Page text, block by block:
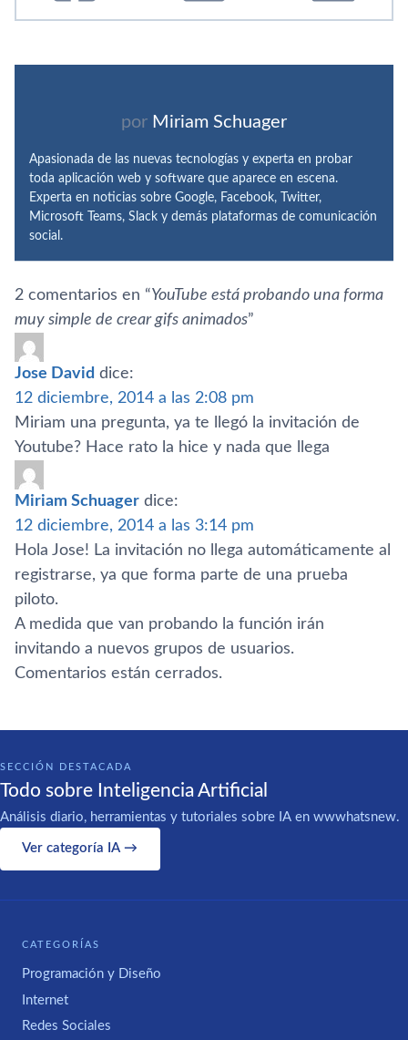
por Miriam Schuager
Apasionada de las nuevas tecnologías y experta en probar
toda aplicación web y software que aparece en escena.
Experta en noticias sobre Google, Facebook, Twitter,
Microsoft Teams, Slack y demás plataformas de comunicación
social.
2 comentarios en “YouTube está probando una forma
muy simple de crear gifs animados”
Jose David dice:
12 diciembre, 2014 a las 2:08 pm
Miriam una pregunta, ya te llegó la invitación de
Youtube? Hace rato la hice y nada que llega
Miriam Schuager dice:
12 diciembre, 2014 a las 3:14 pm
Hola Jose! La invitación no llega automáticamente al
registrarse, ya que forma parte de una prueba
piloto.
A medida que van probando la función irán
invitando a nuevos grupos de usuarios.
Comentarios están cerrados.
SECCIÓN DESTACADA
Todo sobre Inteligencia Artificial
Análisis diario, herramientas y tutoriales sobre IA en wwwhatsnew.
Ver categoría IA →
CATEGORÍAS
Programación y Diseño
Internet
Redes Sociales